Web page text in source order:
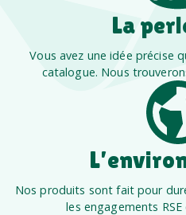
La
Vous avez une idée précise
catalogue. Nous
Nos produits sont fait pour
les engagements